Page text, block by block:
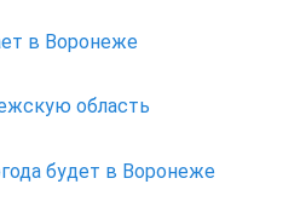
в Воронеже
область
будет в Воронеже